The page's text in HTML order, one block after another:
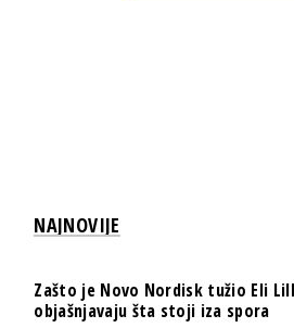
NAJNOVIJE
Zašto je Novo Nordisk tužio Eli
objašnjavaju šta stoji iza spora